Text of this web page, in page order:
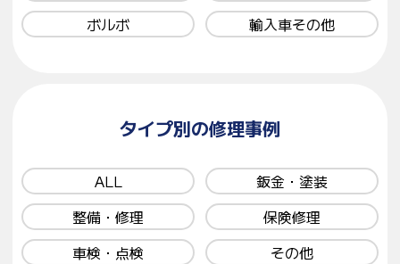
ボルボ
輸入車その他
タイプ別の修理事例
ALL
鈑金・塗装
整備・修理
保険修理
車検・点検
その他